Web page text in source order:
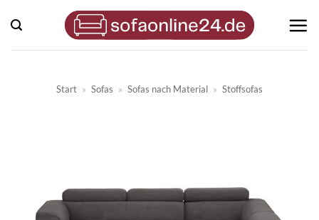
Inhalt
springen
Start » Sofas » Sofas nach Material » Stoffsofas